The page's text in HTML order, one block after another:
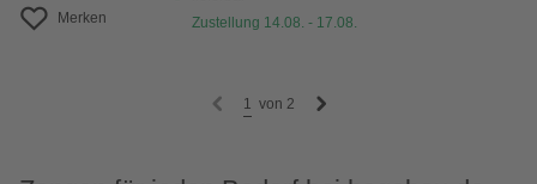
Merken
Zustellung 14.08. - 17.08.
1 von 2